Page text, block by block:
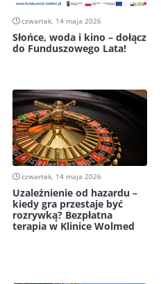
czwartek, 14 maja 2026
Słońce, woda i kino – dołącz
do Funduszowego Lata!
czwartek, 14 maja 2026
Uzależnienie od hazardu –
kiedy gra przestaje być
rozrywką? Bezpłatna
terapia w Klinice Wolmed